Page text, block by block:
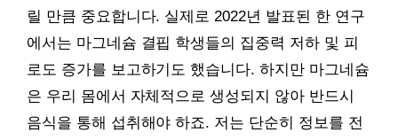
릴 만큼 중요합니다. 실제로 2022년 발표된 한 연구
에서는 마그네슘 결핍 학생들의 집중력 저하 및 피
로도 증가를 보고하기도 했습니다. 하지만 마그네슘
은 우리 몸에서 자체적으로 생성되지 않아 반드시
음식을 통해 섭취해야 하죠. 저는 단순히 정보를 전